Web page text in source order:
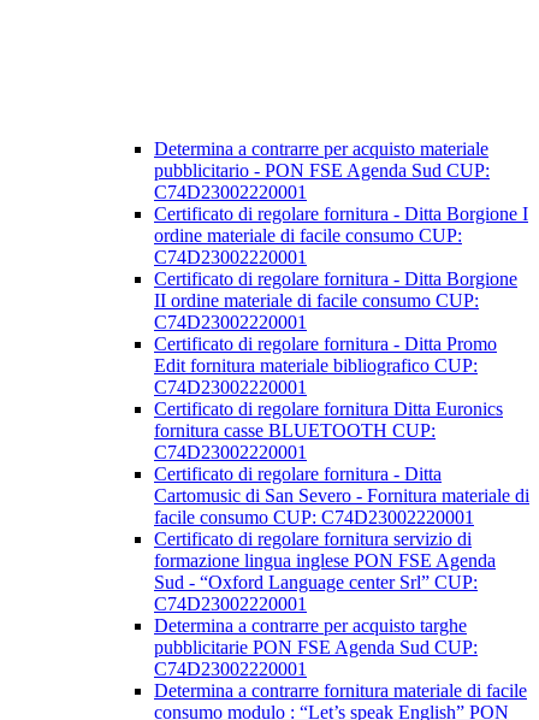
Determina a contrarre per acquisto materiale
pubblicitario - PON FSE Agenda Sud CUP:
C74D23002220001
Certificato di regolare fornitura - Ditta Borgione I
ordine materiale di facile consumo CUP:
C74D23002220001
Certificato di regolare fornitura - Ditta Borgione
II ordine materiale di facile consumo CUP:
C74D23002220001
Certificato di regolare fornitura - Ditta Promo
Edit fornitura materiale bibliografico CUP:
C74D23002220001
Certificato di regolare fornitura Ditta Euronics
fornitura casse BLUETOOTH CUP:
C74D23002220001
Certificato di regolare fornitura - Ditta
Cartomusic di San Severo - Fornitura materiale di
facile consumo CUP: C74D23002220001
Certificato di regolare fornitura servizio di
formazione lingua inglese PON FSE Agenda
Sud - “Oxford Language center Srl” CUP:
C74D23002220001
Determina a contrarre per acquisto targhe
pubblicitarie PON FSE Agenda Sud CUP:
C74D23002220001
Determina a contrarre fornitura materiale di facile
consumo modulo : “Let’s speak English” PON